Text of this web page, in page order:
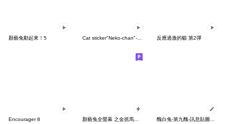
顏藝兔動起來！5 Cat sticker"Neko-chan"-Hallowe'en-Taiwan 反應過激的貓 第2彈
Encourager 8